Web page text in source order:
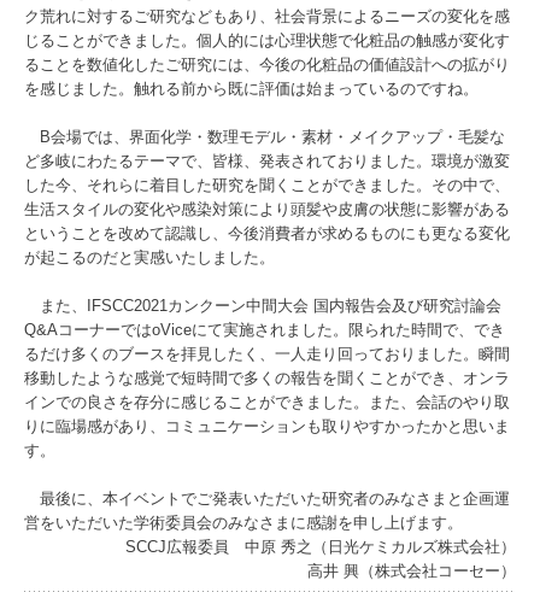
ク荒れに対するご研究などもあり、社会背景によるニーズの変化を感
じることができました。個人的には心理状態で化粧品の触感が変化す
ることを数値化したご研究には、今後の化粧品の価値設計への拡がり
を感じました。触れる前から既に評価は始まっているのですね。
B会場では、界面化学・数理モデル・素材・メイクアップ・毛髪な
ど多岐にわたるテーマで、皆様、発表されておりました。環境が激変
した今、それらに着目した研究を聞くことができました。その中で、
生活スタイルの変化や感染対策により頭髪や皮膚の状態に影響がある
ということを改めて認識し、今後消費者が求めるものにも更なる変化
が起こるのだと実感いたしました。
また、IFSCC2021カンクーン中間大会 国内報告会及び研究討論会
Q&AコーナーではoViceにて実施されました。限られた時間で、でき
るだけ多くのブースを拝見したく、一人走り回っておりました。瞬間
移動したような感覚で短時間で多くの報告を聞くことができ、オンラ
インでの良さを存分に感じることができました。また、会話のやり取
りに臨場感があり、コミュニケーションも取りやすかったかと思いま
す。
最後に、本イベントでご発表いただいた研究者のみなさまと企画運
営をいただいた学術委員会のみなさまに感謝を申し上げます。
SCCJ広報委員 中原 秀之（日光ケミカルズ株式会社）
高井 興（株式会社コーセー）